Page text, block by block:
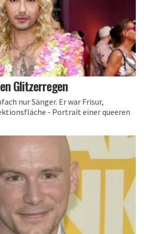
Glitzerregen
nur Sänger. Er war Frisur,
- Portrait einer queeren